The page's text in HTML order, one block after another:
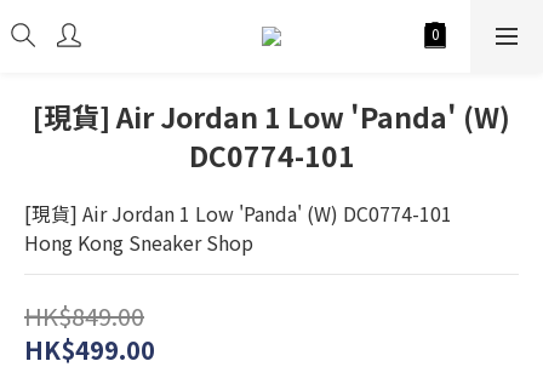
[現貨] Air Jordan 1 Low 'Panda' (W)
DC0774-101
[現貨] Air Jordan 1 Low 'Panda' (W) DC0774-101
Hong Kong Sneaker Shop
HK$849.00
HK$499.00